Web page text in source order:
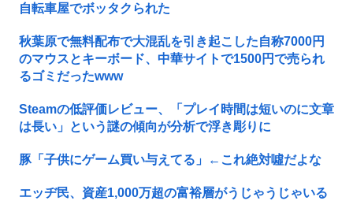
自転車屋でボッタクられた
秋葉原で無料配布で大混乱を引き起こした自称7000円
のマウスとキーボード、中華サイトで1500円で売られ
るゴミだったwww
Steamの低評価レビュー、「プレイ時間は短いのに文章
は長い」という謎の傾向が分析で浮き彫りに
豚「子供にゲーム買い与えてる」←これ絶対噓だよな
エッヂ民、資産1,000万超の富裕層がうじゃうじゃいる